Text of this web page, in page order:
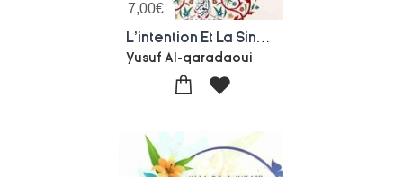
7,00€
Yusuf Al-qaradaoui